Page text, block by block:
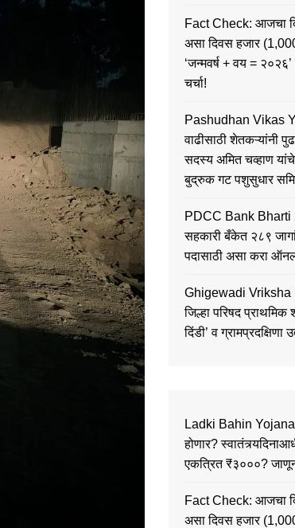
Fact Check: आजचा
असा दिवस हजार
‘जन्मवर्ष + वय =
चर्चा!
Pashudhan Vikas
वाढीसाठी शेतकऱ्यांनी
सदस्य अमित चव्हाण
बुद्रुक गट पशुसुधार
PDCC Bank Bharti
सहकारी बँकेत २८९
पदासाठी असा करा
Ghigewadi Vriksha
जिल्हा परिषद प्राथमिक
दिंडी’ व ग्रामप्रदक्षिणा
Ladki Bahin Yojana
होणार?
एकत्रित ₹३०००?
Fact Check: आजचा
असा दिवस हजार